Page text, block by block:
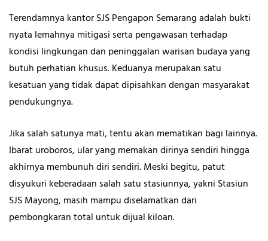
Terendamnya kantor SJS Pengapon Semarang adalah bukti
nyata lemahnya mitigasi serta pengawasan terhadap
kondisi lingkungan dan peninggalan warisan budaya yang
butuh perhatian khusus. Keduanya merupakan satu
kesatuan yang tidak dapat dipisahkan dengan masyarakat
pendukungnya.
Jika salah satunya mati, tentu akan mematikan bagi lainnya.
Ibarat uroboros, ular yang memakan dirinya sendiri hingga
akhirnya membunuh diri sendiri. Meski begitu, patut
disyukuri keberadaan salah satu stasiunnya, yakni Stasiun
SJS Mayong, masih mampu diselamatkan dari
pembongkaran total untuk dijual kiloan.